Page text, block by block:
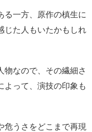
る一方、原作の槙生に
じた人もいたかもしれ
物なので、その繊細さ
よって、演技の印象も
危うさをどこまで再現